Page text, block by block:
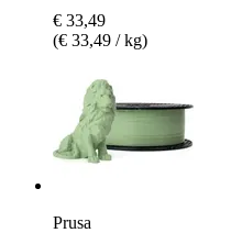
€ 33,49
(€ 33,49 / kg)
Prusa